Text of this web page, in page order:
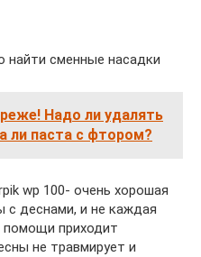
найти сменные насадки
Надо ли удалять
ли паста с фтором?
wp 100- очень хорошая
деснами, и не каждая
приходит
не травмирует и